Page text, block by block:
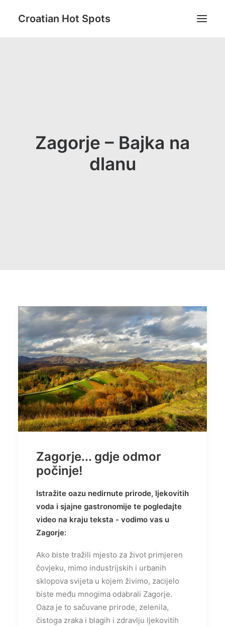
Croatian Hot Spots
Zagorje – Bajka na
dlanu
Zagorje... gdje odmor
počinje!
Istražite oazu nedirnute prirode, ljekovitih
voda i sjajne gastronomije te pogledajte
video na kraju teksta - vodimo vas u
Zagorje:
Ako biste tražili mjesto za život primjeren
čovjeku, mimo industrijskih i urbanih
sklopova svijeta u kojem živimo, zacijelo
biste među mnogima odabrali Zagorje.
Oaza je to sačuvane prirode, zelenila,
čistoga zraka i blagih i zdravlju ljekovitih